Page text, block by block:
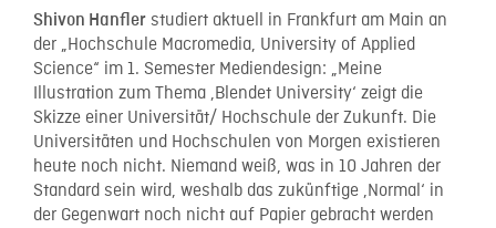
Shivon Hanfler studiert aktuell in Frankfurt am Main an
der „Hochschule Macromedia, University of Applied
Science“ im 1. Semester Mediendesign: „Meine
Illustration zum Thema ‚Blendet University‘ zeigt die
Skizze einer Universität/ Hochschule der Zukunft. Die
Universitäten und Hochschulen von Morgen existieren
heute noch nicht. Niemand weiß, was in 10 Jahren der
Standard sein wird, weshalb das zukünftige ‚Normal‘ in
der Gegenwart noch nicht auf Papier gebracht werden